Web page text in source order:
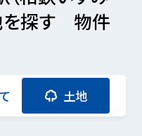
を探す 物件
土地